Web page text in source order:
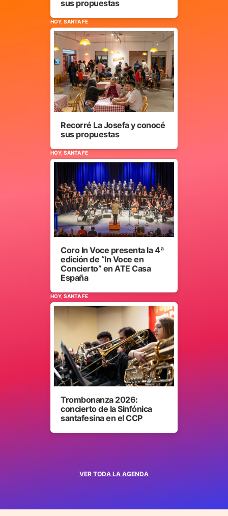
VER TODA LA AGENDA
sus propuestas
HOY, SANTA FE
Recorré La Josefa y conocé
sus propuestas
HOY, SANTA FE
Coro In Voce presenta la 4ª
edición de “In Voce en
Concierto” en ATE Casa
España
HOY, SANTA FE
Trombonanza 2026:
concierto de la Sinfónica
santafesina en el CCP